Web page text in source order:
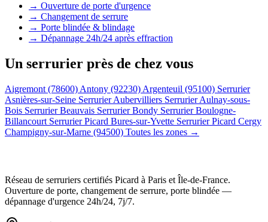
→ Ouverture de porte d'urgence
→ Changement de serrure
→ Porte blindée & blindage
→ Dépannage 24h/24 après effraction
Un serrurier près de chez vous
Aigremont (78600) Antony (92230) Argenteuil (95100) Serrurier
Asnières-sur-Seine Serrurier Aubervilliers Serrurier Aulnay-sous-
Bois Serrurier Beauvais Serrurier Bondy Serrurier Boulogne-
Billancourt Serrurier Picard Bures-sur-Yvette Serrurier Picard Cergy
Champigny-sur-Marne (94500) Toutes les zones →
Réseau de serruriers certifiés Picard à Paris et Île-de-France.
Ouverture de porte, changement de serrure, porte blindée —
dépannage d'urgence 24h/24, 7j/7.